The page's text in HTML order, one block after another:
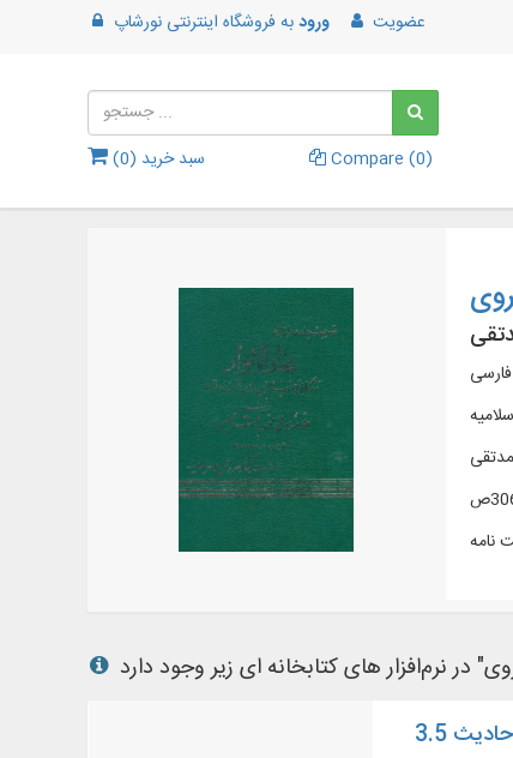
ورودبه فروشگاه اینترنتی نورشاپ عضویت
سبد خرید (0
) Compare (0)
3.5